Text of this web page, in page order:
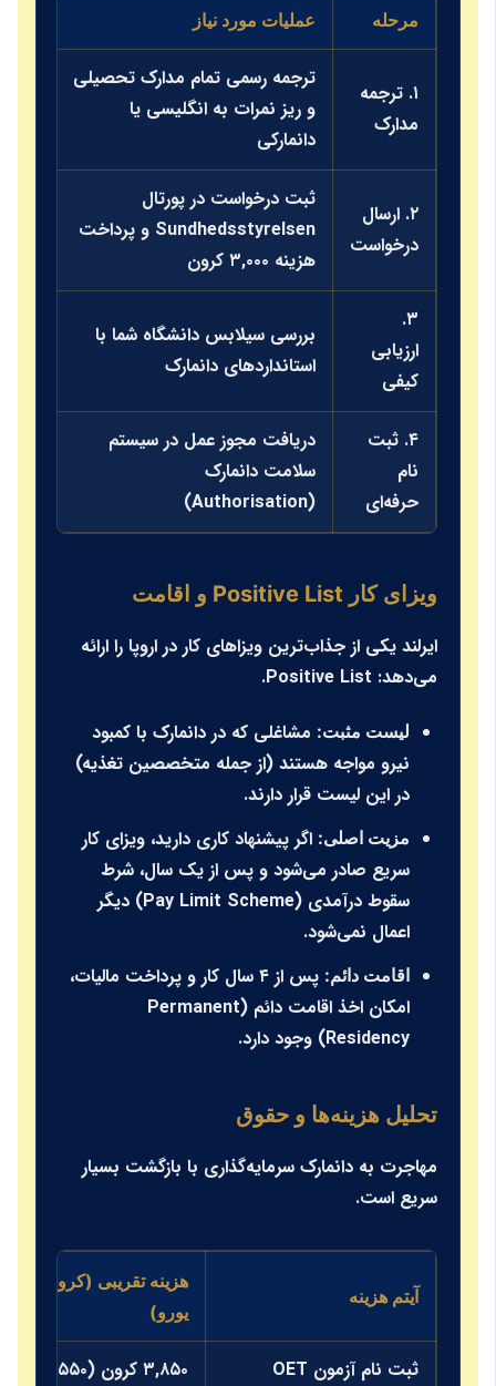
مرحله عملیات مورد نیاز
۱. ترجمه
مدارک
ترجمه رسمی تمام مدارک تحصیلی
و ریز نمرات به انگلیسی یا
دانمارکی
۲. ارسال
درخواست
ثبت درخواست در پورتال
Sundhedsstyrelsen و پرداخت
هزینه ۳,۰۰۰ کرون
ارزیابی
کیفی
بررسی سیلابس دانشگاه شما با
استانداردهای دانمارک
۴. ثبت
حرفه‌ای
دریافت مجوز عمل در سیستم
سلامت دانمارک
ویزای کار Positive List و اقامت
ایرلند یکی از جذاب‌ترین ویزاهای کار در اروپا را ارائه
می‌دهد:Positive List
.
لیست مثبت:مشاغلی که در دانمارک با کمبود
نیرو مواجه هستند (از جمله متخصصین تغذیه)
در این لیست قرار دارند.
مزیت اصلی:اگر پیشنهاد کاری دارید، ویزای کار
سریع صادر می‌شود و پس از یک سال، شرط
سقوط درآمدی (Pay Limit Scheme) دیگر
اعمال نمی‌شود.
اقامت دائم:
پس از ۴ سال کار و پرداخت مالیات،
امکان اخذ اقامت دائم (Permanent
Residency) وجود دارد.
تحلیل هزینه‌ها و حقوق
مهاجرت به دانمارک سرمایه‌گذاری با بازگشت بسیار
سریع است.
آیتم هزینه
هزینه تقریبی (کرون/
یورو)
ثبت نام آزمون OET ۳,۸۵۰ کرون (۵۵۰ یورو)